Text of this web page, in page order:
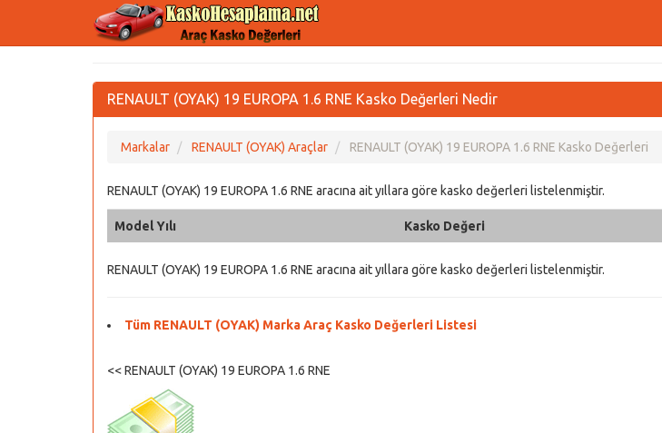
RENAULT (OYAK) 19 EUROPA 1.6 RNE Kasko Değerleri Nedir
Markalar RENAULT (OYAK) Araçlar RENAULT (OYAK) 19 EUROPA 1.6 RNE Kasko Değerleri
RENAULT (OYAK) 19 EUROPA 1.6 RNE aracına ait yıllara göre kasko değerleri listelenmiştir.
Model Yılı Kasko Değeri
RENAULT (OYAK) 19 EUROPA 1.6 RNE aracına ait yıllara göre kasko değerleri listelenmiştir.
Tüm RENAULT (OYAK) Marka Araç Kasko Değerleri Listesi
<< RENAULT (OYAK) 19 EUROPA 1.6 RNE